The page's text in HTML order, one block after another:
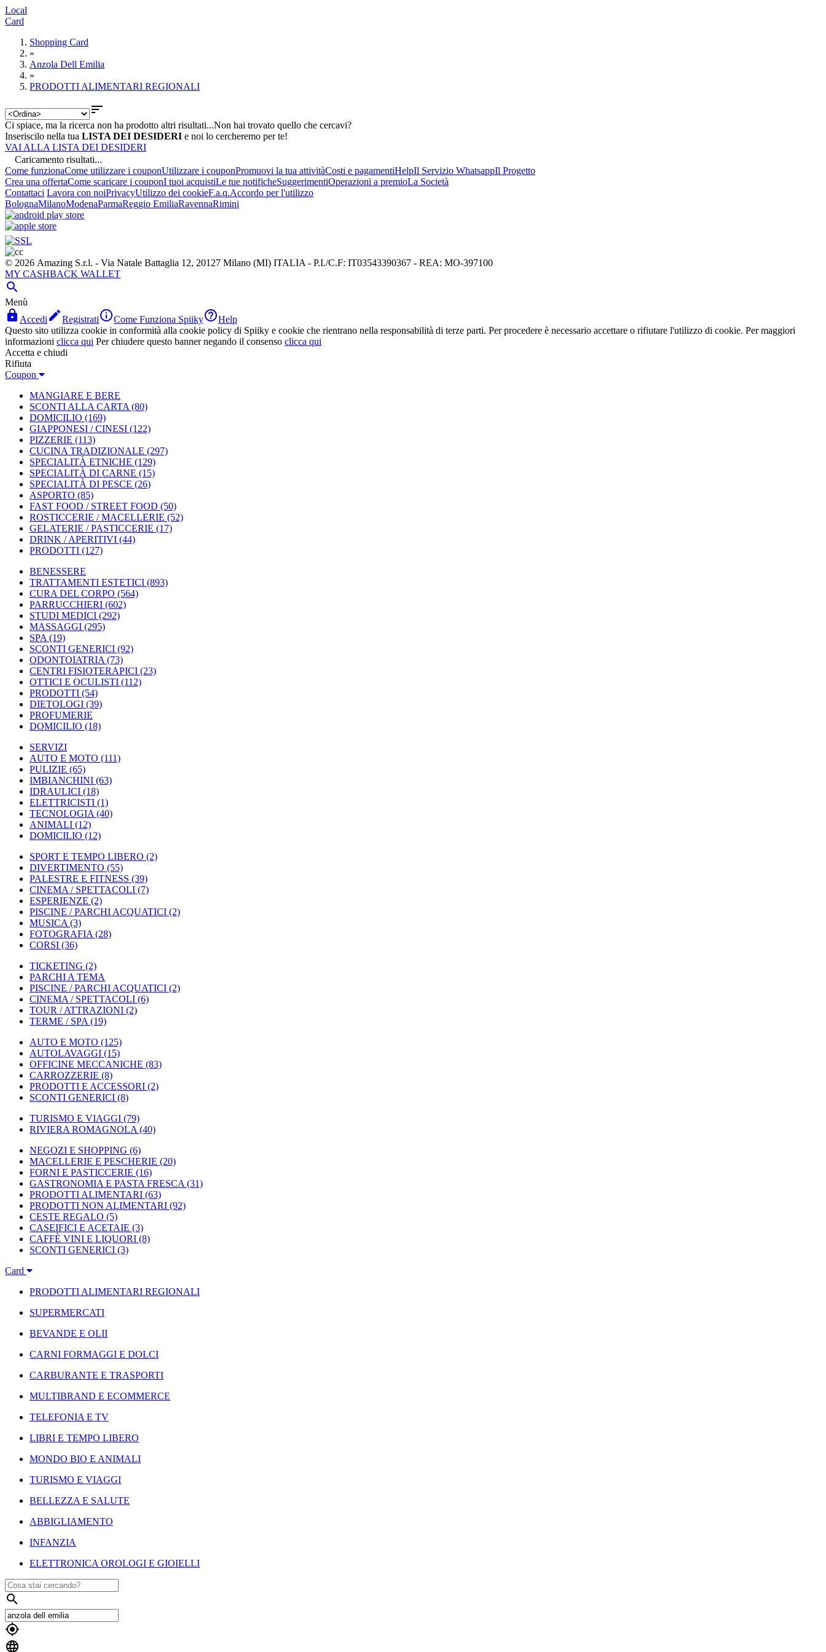
Local
Card
Shopping Card
»
Anzola Dell Emilia
»
PRODOTTI ALIMENTARI REGIONALI

Ci spiace, ma la ricerca non ha prodotto altri risultati...Non hai trovato quello che cercavi?
Inseriscilo nella tua LISTA DEI DESIDERI e noi lo cercheremo per te!
VAI ALLA LISTA DEI DESIDERI
Caricamento risultati...
Come funzionaCome utilizzare i couponUtilizzare i couponPromuovi la tua attivitàCosti e pagamentiHelpIl Servizio WhatsappIl Progetto
Crea una offertaCome scaricare i couponI tuoi acquistiLe tue notificheSuggerimentiOperazioni a premioLa Società
Contattaci Lavora con noiPrivacyUtilizzo dei cookieF.a.q.Accordo per l'utilizzo
BolognaMilanoModenaParmaReggio EmiliaRavennaRimini
© 2026 Amazing S.r.l. - Via Natale Battaglia 12, 20127 Milano (MI) ITALIA - P.I./C.F: IT03543390367 - REA: MO-397100
MY CASHBACK WALLET

Menù
 Accedi RegistratiCome Funziona SpiikyHelp
Questo sito utilizza cookie in conformità alla cookie policy di Spiiky e cookie che rientrano nella responsabilità di terze parti. Per procedere è necessario accettare o rifiutare l'utilizzo di cookie. Per maggiori
informazioni clicca qui Per chiudere questo banner negando il consenso clicca qui
Accetta e chiudi
Rifiuta
Coupon
MANGIARE E BERE
SCONTI ALLA CARTA (80)
DOMICILIO (169)
GIAPPONESI / CINESI (122)
PIZZERIE (113)
CUCINA TRADIZIONALE (297)
SPECIALITÀ ETNICHE (129)
SPECIALITÀ DI CARNE (15)
SPECIALITÀ DI PESCE (26)
ASPORTO (85)
FAST FOOD / STREET FOOD (50)
ROSTICCERIE / MACELLERIE (52)
GELATERIE / PASTICCERIE (17)
DRINK / APERITIVI (44)
PRODOTTI (127)
BENESSERE
TRATTAMENTI ESTETICI (893)
CURA DEL CORPO (564)
PARRUCCHIERI (602)
STUDI MEDICI (292)
MASSAGGI (295)
SPA (19)
SCONTI GENERICI (92)
ODONTOIATRIA (73)
CENTRI FISIOTERAPICI (23)
OTTICI E OCULISTI (112)
PRODOTTI (54)
DIETOLOGI (39)
PROFUMERIE
DOMICILIO (18)
SERVIZI
AUTO E MOTO (111)
PULIZIE (65)
IMBIANCHINI (63)
IDRAULICI (18)
ELETTRICISTI (1)
TECNOLOGIA (40)
ANIMALI (12)
DOMICILIO (12)
SPORT E TEMPO LIBERO (2)
DIVERTIMENTO (55)
PALESTRE E FITNESS (39)
CINEMA / SPETTACOLI (7)
ESPERIENZE (2)
PISCINE / PARCHI ACQUATICI (2)
MUSICA (3)
FOTOGRAFIA (28)
CORSI (36)
TICKETING (2)
PARCHI A TEMA
PISCINE / PARCHI ACQUATICI (2)
CINEMA / SPETTACOLI (6)
TOUR / ATTRAZIONI (2)
TERME / SPA (19)
AUTO E MOTO (125)
AUTOLAVAGGI (15)
OFFICINE MECCANICHE (83)
CARROZZERIE (8)
PRODOTTI E ACCESSORI (2)
SCONTI GENERICI (8)
TURISMO E VIAGGI (79)
RIVIERA ROMAGNOLA (40)
NEGOZI E SHOPPING (6)
MACELLERIE E PESCHERIE (20)
FORNI E PASTICCERIE (16)
GASTRONOMIA E PASTA FRESCA (31)
PRODOTTI ALIMENTARI (63)
PRODOTTI NON ALIMENTARI (92)
CESTE REGALO (5)
CASEIFICI E ACETAIE (3)
CAFFÈ VINI E LIQUORI (8)
SCONTI GENERICI (3)
Card
PRODOTTI ALIMENTARI REGIONALI
SUPERMERCATI
BEVANDE E OLII
CARNI FORMAGGI E DOLCI
CARBURANTE E TRASPORTI
MULTIBRAND E ECOMMERCE
TELEFONIA E TV
LIBRI E TEMPO LIBERO
MONDO BIO E ANIMALI
TURISMO E VIAGGI
BELLEZZA E SALUTE
ABBIGLIAMENTO
INFANZIA
ELETTRONICA OROLOGI E GIOIELLI


